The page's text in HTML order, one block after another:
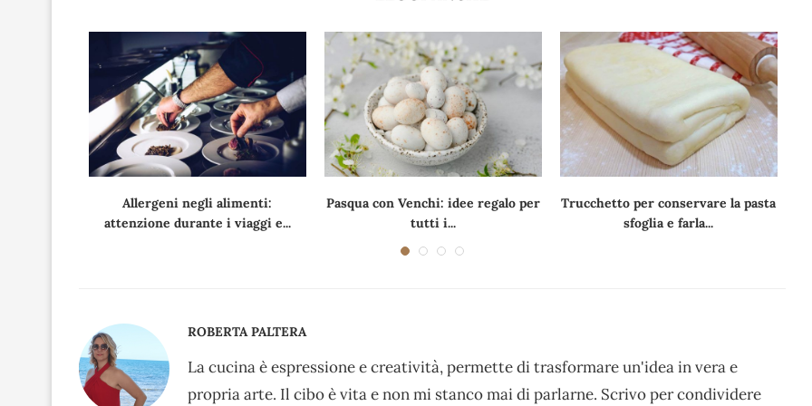
Allergeni negli alimenti:
attenzione durante i viaggi e...
Pasqua con Venchi: idee regalo per
tutti i...
Trucchetto per conservare la pasta
sfoglia e farla...
ROBERTA PALTERA
La cucina è espressione e creatività, permette di trasformare un'idea in vera e
propria arte. Il cibo è vita e non mi stanco mai di parlarne. Scrivo per condividere